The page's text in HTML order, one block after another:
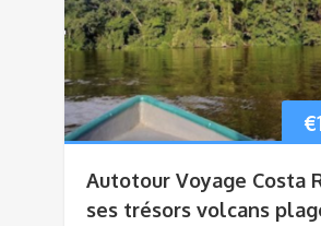
€
Autotour Voyage Costa
ses trésors volcans